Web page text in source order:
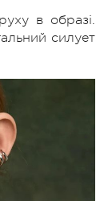
в образі.
силует